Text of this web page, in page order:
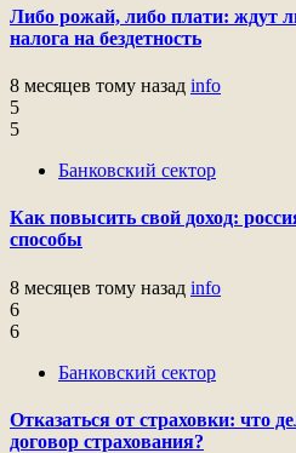
Либо рожай, либо плати: ждут
налога на бездетность
8 месяцев тому назад info
5
5
Банковский сектор
Как повысить свой доход:
способы
8 месяцев тому назад info
6
6
Банковский сектор
Отказаться от страховки: что
договор страхования?